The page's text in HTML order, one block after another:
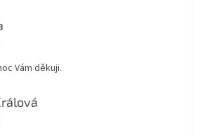
obchodu je 5 z 5 hvězdiček.
Vám děkuji.
obchodu je 5 z 5 hvězdiček.